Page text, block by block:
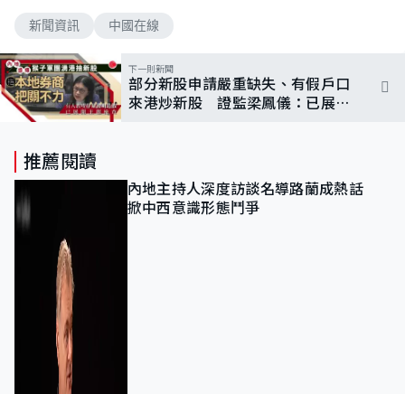
新聞資訊 中國在線
下一則新聞
部分新股申請嚴重缺失、有假戶口
來港炒新股 證監梁鳳儀：已展開
推薦閱讀
內地主持人深度訪談名導路蘭成熱話
掀中西意識形態鬥爭